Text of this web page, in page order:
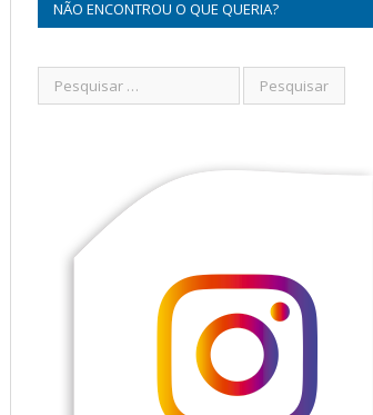
NÃO ENCONTROU O QUE QUERIA?